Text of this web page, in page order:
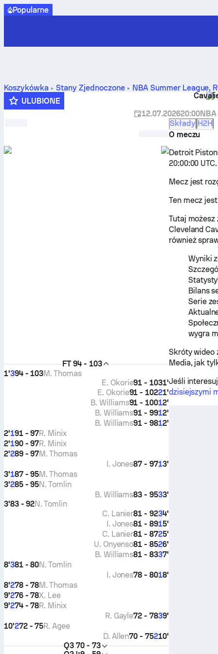
Popularne
Koszykówka Stany Zjednoczone NBA Summer League,
bilans spotkań, terminarz, przewidywania i statystyki
ULUBIONE
12.07.202620:00NBA
FT 94 - 103
1'394 - 103M. Thomas
1'
91 - 103
E. Okorie
1'
2
91 - 102
E. Okorie
2'
1
91 - 100
B. Williams
2'
1
91 - 99
B. Williams
2'
1
91 - 98
B. Williams
2'191 - 97R. Minix
2'190 - 97R. Minix
2'289 - 97M. Thomas
3'
1
87 - 97
I. Jones
3'187 - 95M. Thomas
3'285 - 95N. Tomlin
3'
3
83 - 95
B. Williams
3'83 - 92N. Tomlin
4'
3
81 - 92
C. Lanier
5'
1
81 - 89
I. Jones
5'
2
81 - 87
C. Lanier
6'
2
81 - 85
U. Onyenso
7'
3
81 - 83
B. Williams
8'381 - 80N. Tomlin
8'
1
78 - 80
I. Jones
8'278 - 78M. Thomas
9'276 - 78X. Lee
9'274 - 78R. Minix
9'
3
72 - 78
R. Gayle
10'272 - 75R. Agee
10'
2
70 - 75
D. Allen
Q3 70 - 73
Składy H2H
O meczu
Detroit
20:00:00 UTC.
Mecz jest
Ten mecz
Tutaj
Cleveland
również
Wyniki
Bilans
Serie
wygra
Skróty wideo
Media, jak
Jeśli
dzisiejszymi